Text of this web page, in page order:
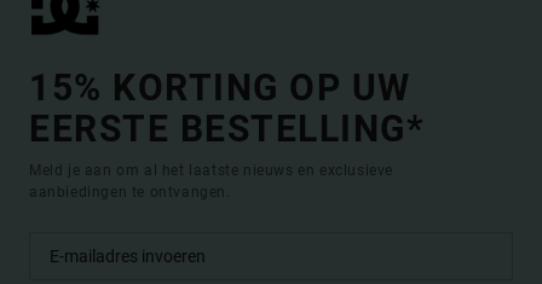
15% KORTING OP UW
EERSTE BESTELLING*
Meld je aan om al het laatste nieuws en exclusieve
aanbiedingen te ontvangen.